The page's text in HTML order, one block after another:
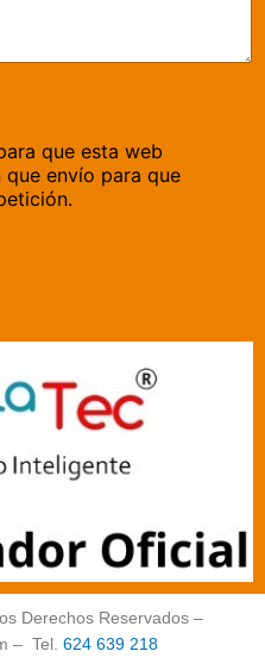
que esta web
envío para que
Derechos Reservados –
– Tel. 624 639 218